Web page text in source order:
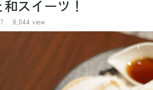
スイーツ！
8,044 view